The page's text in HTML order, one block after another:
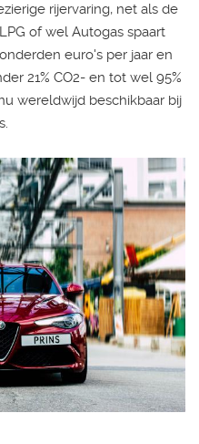
rijervaring, net als de
of wel Autogas spaart
euro's per jaar en
21% CO2- en tot wel 95%
wereldwijd beschikbaar bij